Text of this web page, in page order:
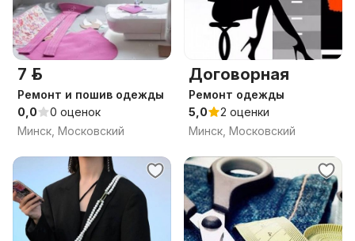
7 р.
Ремонт и пошив одежды
0,0
0 оценок
Минск, Московский
Договорная
Ремонт одежды
5,0
2 оценки
Минск, Московский